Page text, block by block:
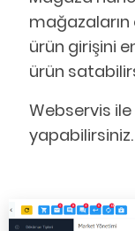
ürün girişini
ürün
Webservis
yapabilirsiniz.